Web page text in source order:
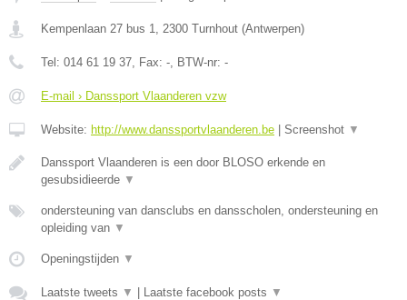
Kempenlaan 27 bus 1 2300 Turnhout (Antwerpen)
Tel: 014 61 19 37 , Fax: - , BTW-nr: -
E-mail › Danssport Vlaanderen vzw
Website: http://www.danssportvlaanderen.be Screenshot ▼
Danssport Vlaanderen is een door BLOSO erkende en
gesubsidieerde ▼
ondersteuning van dansclubs en dansscholen, ondersteuning en
opleiding van ▼
Openingstijden ▼
Laatste tweets ▼ Laatste facebook posts ▼